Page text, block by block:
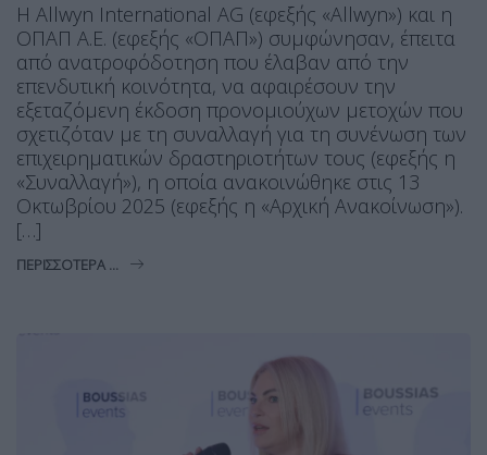
Η Allwyn International AG (εφεξής «Allwyn») και η
ΟΠΑΠ Α.Ε. (εφεξής «ΟΠΑΠ») συμφώνησαν, έπειτα
από ανατροφόδοτηση που έλαβαν από την
επενδυτική κοινότητα, να αφαιρέσουν την
εξεταζόμενη έκδοση προνομιούχων μετοχών που
σχετιζόταν με τη συναλλαγή για τη συνένωση των
επιχειρηματικών δραστηριοτήτων τους (εφεξής η
«Συναλλαγή»), η οποία ανακοινώθηκε στις 13
Οκτωβρίου 2025 (εφεξής η «Αρχική Ανακοίνωση»).
[…]
ΠΕΡΙΣΣΌΤΕΡΑ ...